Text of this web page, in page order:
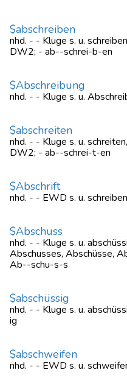
$abschreiben
nhd. - - Kluge s. u.
DW2; - ab--schrei-b-en
$Abschreibung
nhd. - - Kluge s. u.
$abschreiten
nhd. - - Kluge s. u.
DW2; - ab--schrei-t-en
$Abschrift
nhd. - - EWD s. u.
$Abschuss
nhd. - - Kluge s. u.
Abschusses, Abschüsse,
Ab--schu-s-s
$abschüssig
nhd. - - Kluge s. u.
ig
$abschweifen
nhd. - - EWD s. u.